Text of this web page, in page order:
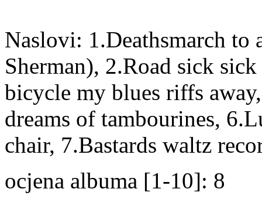
Naslovi: 1.Deathsmarch to
Sherman), 2.Road sick
bicycle my blues riffs
dreams of tambourines,
chair, 7.Bastards waltz
ocjena albuma [1-10]: 8